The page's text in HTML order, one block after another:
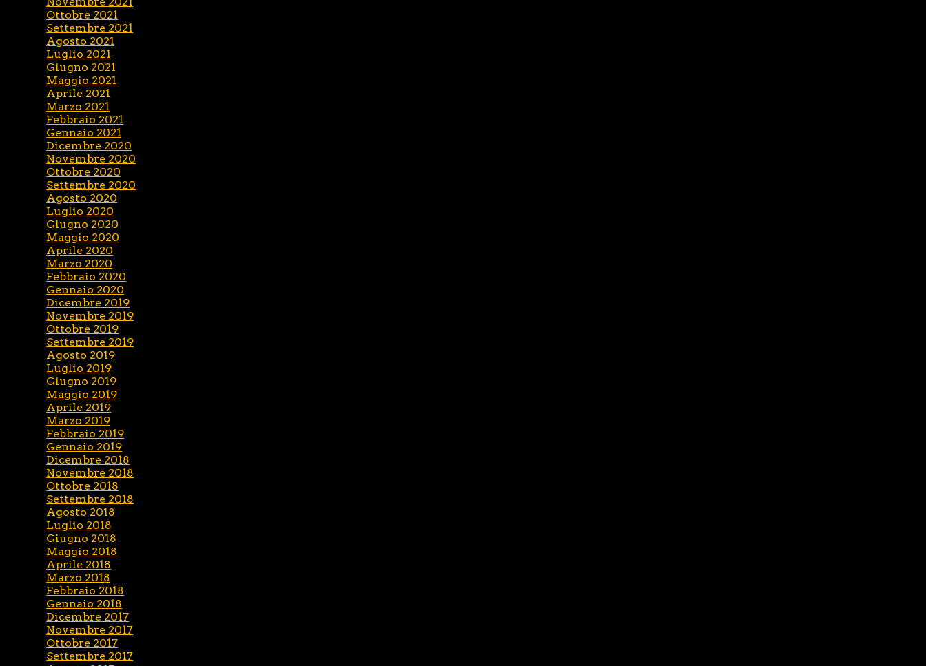
Ottobre 2021
Settembre 2021
Agosto 2021
Luglio 2021
Giugno 2021
Maggio 2021
Aprile 2021
Marzo 2021
Febbraio 2021
Gennaio 2021
Dicembre 2020
Novembre 2020
Ottobre 2020
Settembre 2020
Agosto 2020
Luglio 2020
Giugno 2020
Maggio 2020
Aprile 2020
Marzo 2020
Febbraio 2020
Gennaio 2020
Dicembre 2019
Novembre 2019
Ottobre 2019
Settembre 2019
Agosto 2019
Luglio 2019
Giugno 2019
Maggio 2019
Aprile 2019
Marzo 2019
Febbraio 2019
Gennaio 2019
Dicembre 2018
Novembre 2018
Ottobre 2018
Settembre 2018
Agosto 2018
Luglio 2018
Giugno 2018
Maggio 2018
Aprile 2018
Marzo 2018
Febbraio 2018
Gennaio 2018
Dicembre 2017
Novembre 2017
Ottobre 2017
Settembre 2017